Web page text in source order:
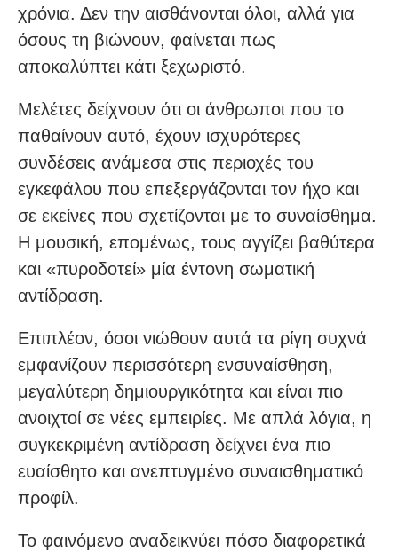
χρόνια. Δεν την αισθάνονται όλοι, αλλά για
όσους τη βιώνουν, φαίνεται πως
αποκαλύπτει κάτι ξεχωριστό.
Μελέτες δείχνουν ότι οι άνθρωποι που το
παθαίνουν αυτό, έχουν ισχυρότερες
συνδέσεις ανάμεσα στις περιοχές του
εγκεφάλου που επεξεργάζονται τον ήχο και
σε εκείνες που σχετίζονται με το συναίσθημα.
Η μουσική, επομένως, τους αγγίζει βαθύτερα
και «πυροδοτεί» μία έντονη σωματική
αντίδραση.
Επιπλέον, όσοι νιώθουν αυτά τα ρίγη συχνά
εμφανίζουν περισσότερη ενσυναίσθηση,
μεγαλύτερη δημιουργικότητα και είναι πιο
ανοιχτοί σε νέες εμπειρίες. Με απλά λόγια, η
συγκεκριμένη αντίδραση δείχνει ένα πιο
ευαίσθητο και ανεπτυγμένο συναισθηματικό
προφίλ.
Το φαινόμενο αναδεικνύει πόσο διαφορετικά